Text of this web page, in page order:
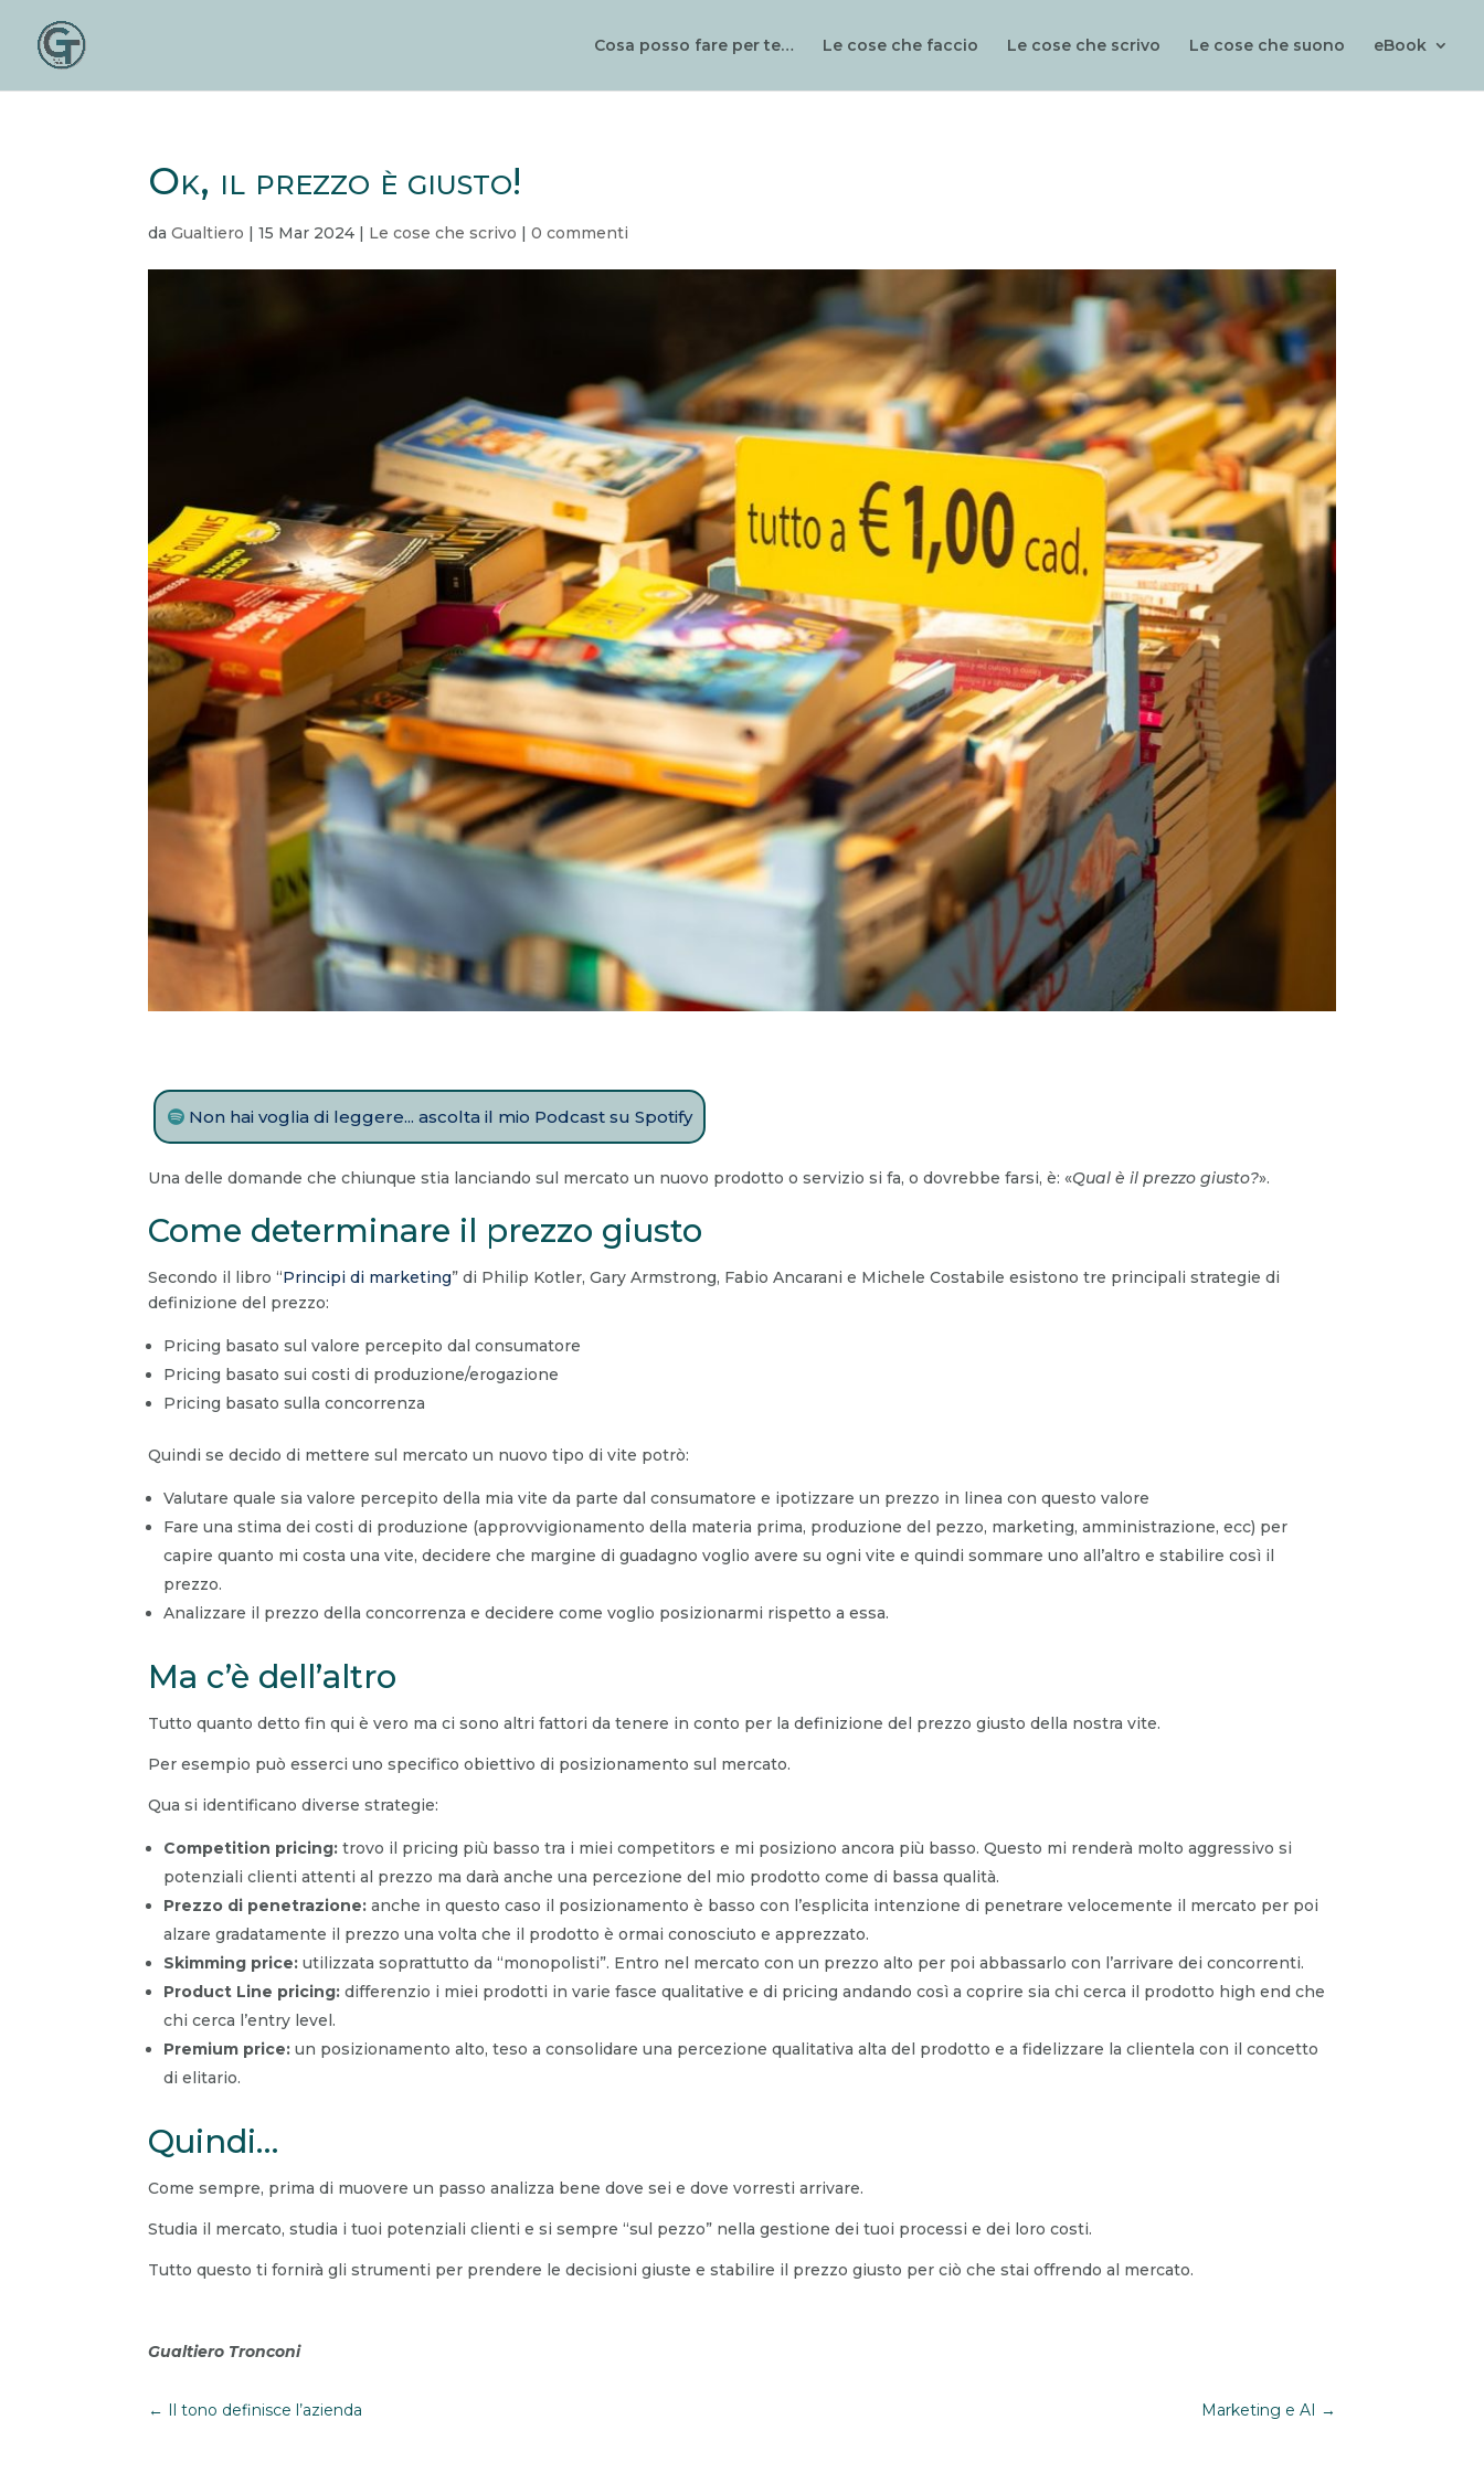
Cosa posso fare per te… Le cose che faccio Le cose che scrivo Le cose che suono eBook
Ok, il prezzo è giusto!
daGualtiero |15 Mar 2024 | Le cose che scrivo |0 commenti
Non hai voglia di leggere... ascolta il mio Podcast su Spotify
Una delle domande che chiunque stia lanciando sul mercato un nuovo prodotto o servizio si fa, o dovrebbe farsi, è: «Qual è il prezzo giusto?».
Come determinare il prezzo giusto
Secondo il libro “Principi di marketing” di Philip Kotler, Gary Armstrong, Fabio Ancarani e Michele Costabile esistono tre principali strategie di
definizione del prezzo:
Pricing basato sul valore percepito dal consumatore
Pricing basato sui costi di produzione/erogazione
Pricing basato sulla concorrenza
Quindi se decido di mettere sul mercato un nuovo tipo di vite potrò:
Valutare quale sia valore percepito della mia vite da parte dal consumatore e ipotizzare un prezzo in linea con questo valore
Fare una stima dei costi di produzione (approvvigionamento della materia prima, produzione del pezzo, marketing, amministrazione, ecc) per
capire quanto mi costa una vite, decidere che margine di guadagno voglio avere su ogni vite e quindi sommare uno all’altro e stabilire così il
prezzo.
Analizzare il prezzo della concorrenza e decidere come voglio posizionarmi rispetto a essa.
Ma c’è dell’altro
Tutto quanto detto fin qui è vero ma ci sono altri fattori da tenere in conto per la definizione del prezzo giusto della nostra vite.
Per esempio può esserci uno specifico obiettivo di posizionamento sul mercato.
Qua si identificano diverse strategie:
Competition pricing: trovo il pricing più basso tra i miei competitors e mi posiziono ancora più basso. Questo mi renderà molto aggressivo si
potenziali clienti attenti al prezzo ma darà anche una percezione del mio prodotto come di bassa qualità.
Prezzo di penetrazione: anche in questo caso il posizionamento è basso con l’esplicita intenzione di penetrare velocemente il mercato per poi
alzare gradatamente il prezzo una volta che il prodotto è ormai conosciuto e apprezzato.
Skimming price: utilizzata soprattutto da “monopolisti”. Entro nel mercato con un prezzo alto per poi abbassarlo con l’arrivare dei concorrenti.
Product Line pricing: differenzio i miei prodotti in varie fasce qualitative e di pricing andando così a coprire sia chi cerca il prodotto high end che
chi cerca l’entry level.
Premium price: un posizionamento alto, teso a consolidare una percezione qualitativa alta del prodotto e a fidelizzare la clientela con il concetto
di elitario.
Quindi…
Come sempre, prima di muovere un passo analizza bene dove sei e dove vorresti arrivare.
Studia il mercato, studia i tuoi potenziali clienti e si sempre “sul pezzo” nella gestione dei tuoi processi e dei loro costi.
Tutto questo ti fornirà gli strumenti per prendere le decisioni giuste e stabilire il prezzo giusto per ciò che stai offrendo al mercato.
Gualtiero Tronconi
← Il tono definisce l’azienda Marketing e AI →